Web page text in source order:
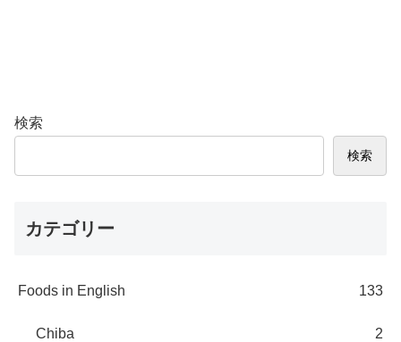
検索
検索
カテゴリー
Foods in English 133
Chiba 2